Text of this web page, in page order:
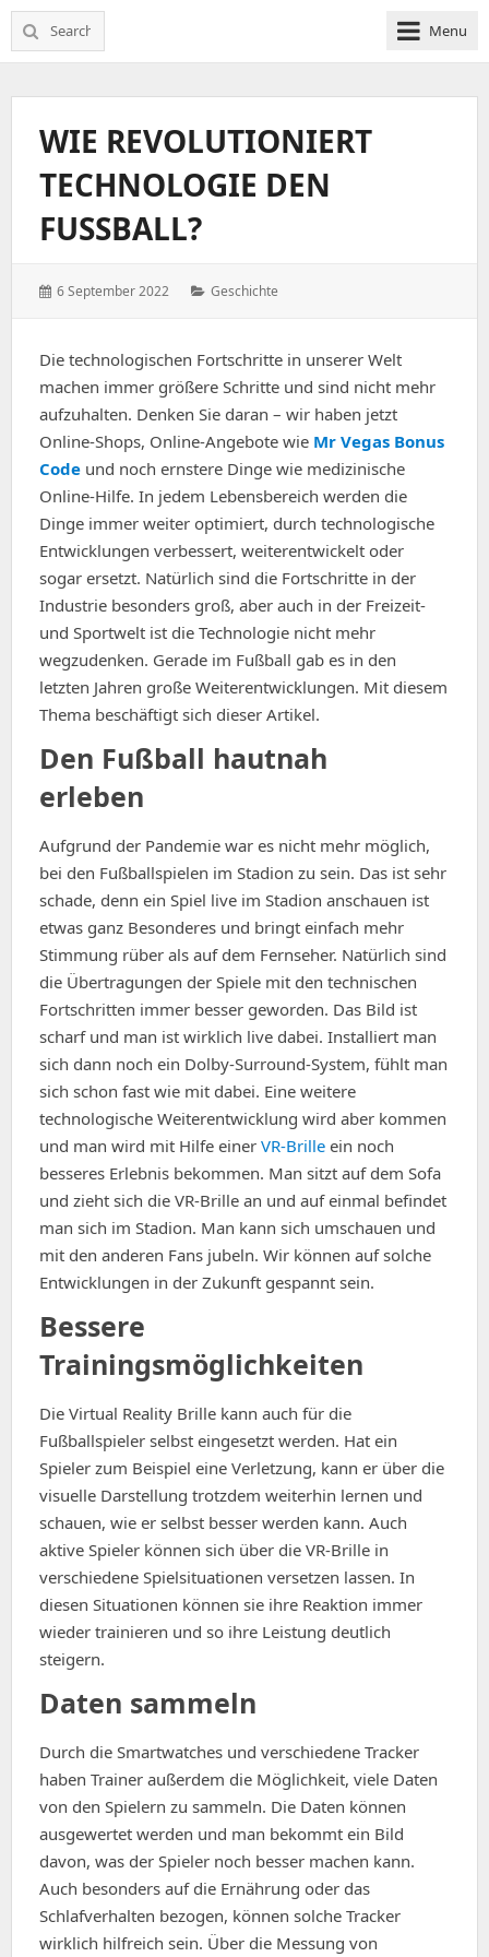
Search
for:
Menu
WIE REVOLUTIONIERT
TECHNOLOGIE DEN
FUSSBALL?
Posted
6 September 2022 Categories:
Geschichte
Die technologischen Fortschritte in unserer Welt
machen immer größere Schritte und sind nicht mehr
aufzuhalten. Denken Sie daran – wir haben jetzt
Online-Shops, Online-Angebote wie Mr Vegas Bonus
Code und noch ernstere Dinge wie medizinische
Online-Hilfe. In jedem Lebensbereich werden die
Dinge immer weiter optimiert, durch technologische
Entwicklungen verbessert, weiterentwickelt oder
sogar ersetzt. Natürlich sind die Fortschritte in der
Industrie besonders groß, aber auch in der Freizeit-
und Sportwelt ist die Technologie nicht mehr
wegzudenken. Gerade im Fußball gab es in den
letzten Jahren große Weiterentwicklungen. Mit diesem
Thema beschäftigt sich dieser Artikel.
Den Fußball hautnah
erleben
Aufgrund der Pandemie war es nicht mehr möglich,
bei den Fußballspielen im Stadion zu sein. Das ist sehr
schade, denn ein Spiel live im Stadion anschauen ist
etwas ganz Besonderes und bringt einfach mehr
Stimmung rüber als auf dem Fernseher. Natürlich sind
die Übertragungen der Spiele mit den technischen
Fortschritten immer besser geworden. Das Bild ist
scharf und man ist wirklich live dabei. Installiert man
sich dann noch ein Dolby-Surround-System, fühlt man
sich schon fast wie mit dabei. Eine weitere
technologische Weiterentwicklung wird aber kommen
und man wird mit Hilfe einer VR-Brille ein noch
besseres Erlebnis bekommen. Man sitzt auf dem Sofa
und zieht sich die VR-Brille an und auf einmal befindet
man sich im Stadion. Man kann sich umschauen und
mit den anderen Fans jubeln. Wir können auf solche
Entwicklungen in der Zukunft gespannt sein.
Bessere
Trainingsmöglichkeiten
Die Virtual Reality Brille kann auch für die
Fußballspieler selbst eingesetzt werden. Hat ein
Spieler zum Beispiel eine Verletzung, kann er über die
visuelle Darstellung trotzdem weiterhin lernen und
schauen, wie er selbst besser werden kann. Auch
aktive Spieler können sich über die VR-Brille in
verschiedene Spielsituationen versetzen lassen. In
diesen Situationen können sie ihre Reaktion immer
wieder trainieren und so ihre Leistung deutlich
steigern.
Daten sammeln
Durch die Smartwatches und verschiedene Tracker
haben Trainer außerdem die Möglichkeit, viele Daten
von den Spielern zu sammeln. Die Daten können
ausgewertet werden und man bekommt ein Bild
davon, was der Spieler noch besser machen kann.
Auch besonders auf die Ernährung oder das
Schlafverhalten bezogen, können solche Tracker
wirklich hilfreich sein. Über die Messung von